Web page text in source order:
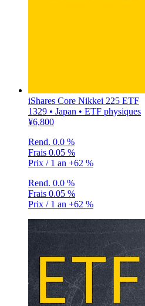
iShares Core Nikkei 225 ETF
1329 • Japan • ETF physiques
¥6,800
Rend. 0.0 %
Frais 0.05 %
Prix / 1 an +62 %
Rend. 0.0 %
Frais 0.05 %
Prix / 1 an +62 %